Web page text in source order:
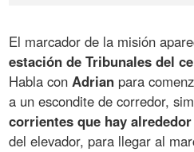
El marcador de la misión
estación de Tribunales del
Habla conAdrian para
a un escondite de corredor,
corrientes que hay
del elevador, para llegar al